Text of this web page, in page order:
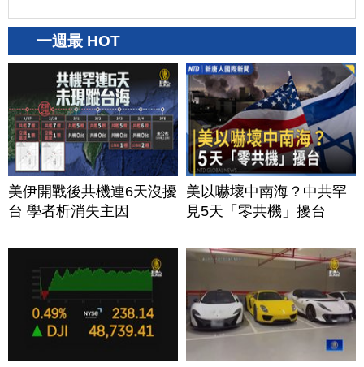
一週最 HOT
美伊開戰後共機連6天沒擾
台 學者析消失主因
美以嚇壞中南海？中共罕
見5天「零共機」擾台